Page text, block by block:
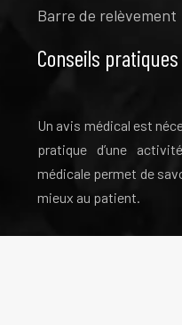
Barre de relèvement
Conseils pratiques
Un avis médical est
pratique d’une
médicale permet de
mieux au patient.